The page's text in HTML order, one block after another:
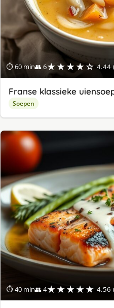
⏱ 60 min👥 6★★★★☆ 4.44
Franse klassieke
Soepen
⏱ 40 min👥 4★★★★★ 4.56